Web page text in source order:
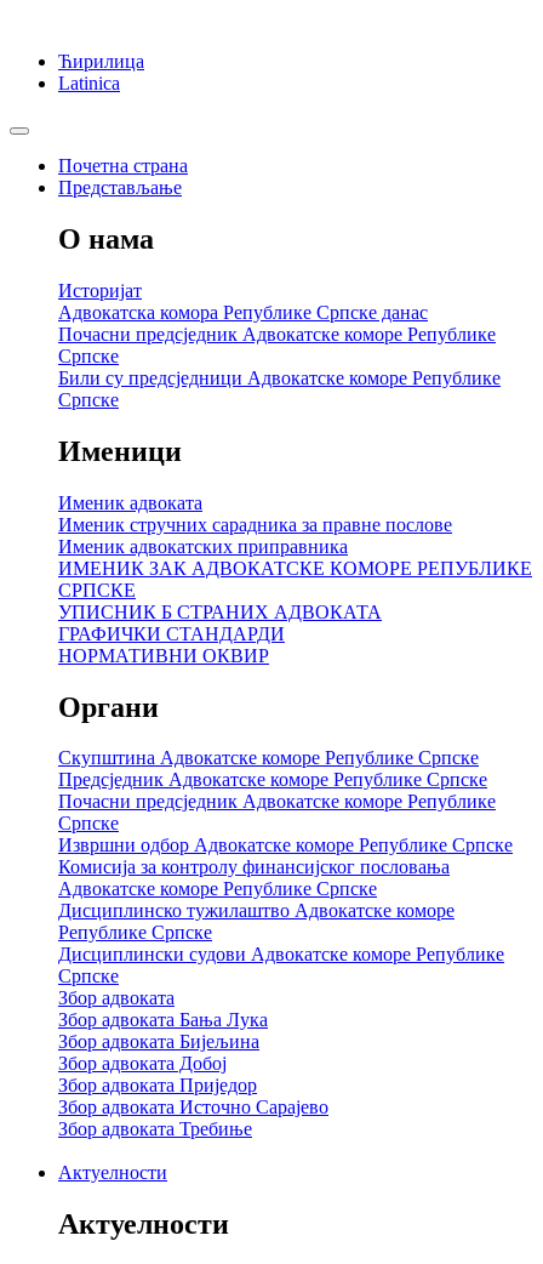
Ћирилица
Latinica
Почетна страна
Представљање
О нама
Историјат
Адвокатска комора Републике Српске данас
Почасни предсједник Адвокатске коморе Републике
Српске
Били су предсједници Адвокатске коморе Републике
Српске
Именици
Именик адвоката
Именик стручних сарадника за правне послове
Именик адвокатских приправника
ИМЕНИК ЗАК АДВОКАТСКЕ КОМОРЕ РЕПУБЛИКЕ
СРПСКЕ
УПИСНИК Б СТРАНИХ АДВОКАТА
ГРАФИЧКИ СТАНДАРДИ
НОРМАТИВНИ ОКВИР
Органи
Скупштина Адвокатске коморе Републике Српске
Предсједник Адвокатске коморе Републике Српске
Почасни предсједник Адвокатске коморе Републике
Српске
Извршни одбор Адвокатске коморе Републике Српске
Комисија за контролу финансијског пословања
Адвокатске коморе Републике Српске
Дисциплинско тужилаштво Адвокатске коморе
Републике Српске
Дисциплински судови Адвокатске коморе Републике
Српске
Збор адвоката
Збор адвоката Бања Лука
Збор адвоката Бијељина
Збор адвоката Добој
Збор адвоката Приједор
Збор адвоката Источно Сарајево
Збор адвоката Требиње
Актуелности
Актуелности